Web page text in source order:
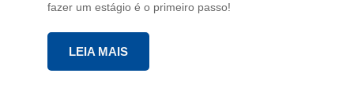
fazer um estágio é o primeiro passo!
LEIA MAIS